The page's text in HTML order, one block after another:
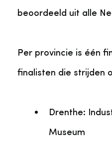
beoordeeld uit alle
Per provincie is één
finalisten die strijden
Drenthe:
Museum